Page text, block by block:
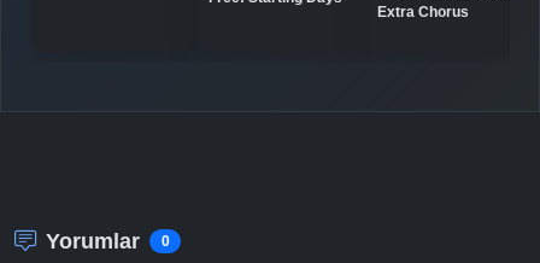
Extra Chorus
Yorumlar 0